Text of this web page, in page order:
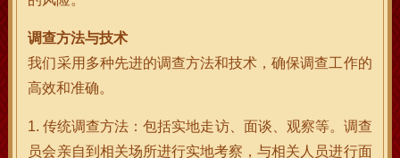
调查方法与技术
我们采用多种先进的调查方法和技术，确保调查工作的
高效和准确。
1. 传统调查方法：包括实地走访、面谈、观察等。调查
员会亲自到相关场所进行实地考察，与相关人员进行面